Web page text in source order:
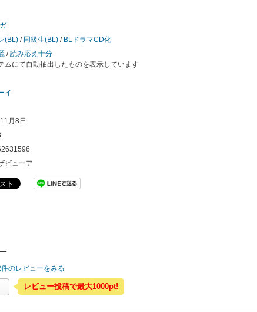
(BL) / 同級生(BL) / BLドラマCD化
/読み応え十分
ムにて自動抽出したものを表示しています
イ
月8日
ビューア
のレビューをみる
レビュー投稿で最大1000pt!